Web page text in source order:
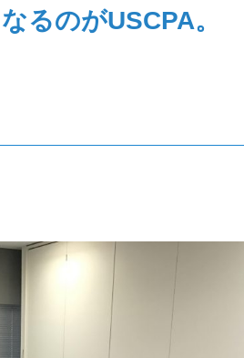
るのがUSCPA。